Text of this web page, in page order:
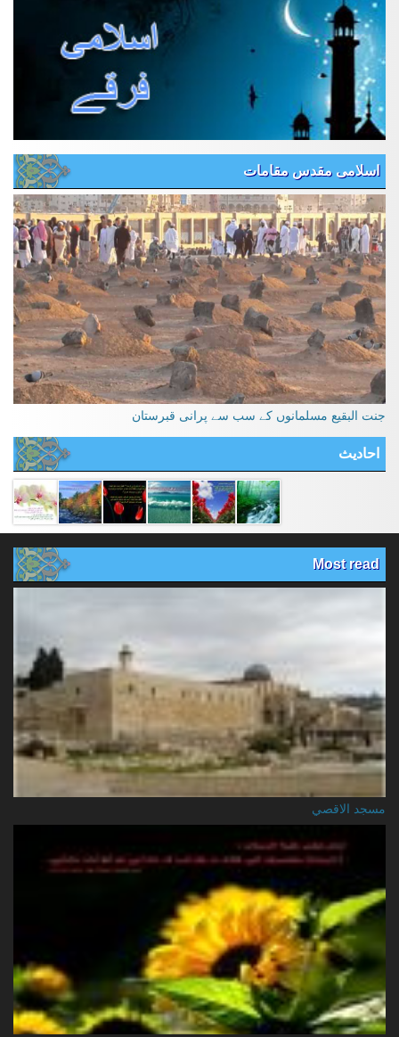
اسلامی مقدس مقامات
جنت البقیع مسلمانوں کے سب سے پرانی قبرستان
احادیث
Most read
مسجد الاقصي